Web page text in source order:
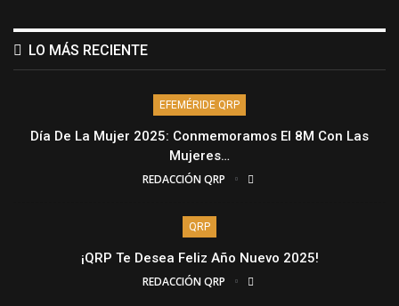
LO MÁS RECIENTE
EFEMÉRIDE QRP
Día De La Mujer 2025: Conmemoramos El 8M Con Las
Mujeres…
REDACCIÓN QRP
QRP
¡QRP Te Desea Feliz Año Nuevo 2025!
REDACCIÓN QRP